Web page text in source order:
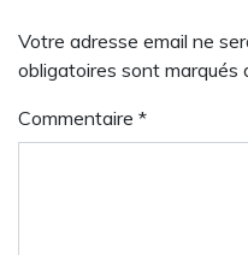
Votre adresse email ne
obligatoires sont marqués
Commentaire *